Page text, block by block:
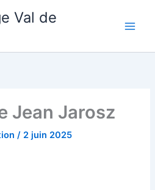
Val de
Jean Jarosz
/ 2 juin 2025